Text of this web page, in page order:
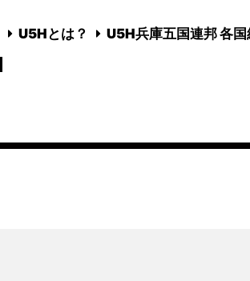
U5Hとは？ U5H兵庫五国連邦 各国